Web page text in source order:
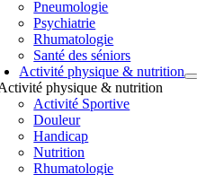
Pneumologie
Psychiatrie
Rhumatologie
Santé des séniors
Activité physique & nutrition
physique & nutrition
Activité Sportive
Douleur
Handicap
Nutrition
Rhumatologie